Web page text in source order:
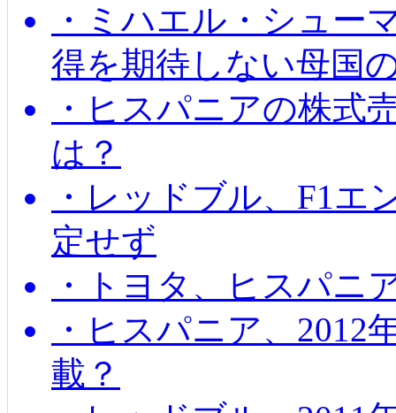
・ミハエル・シュー
得を期待しない母国
・ヒスパニアの株式
は？
・レッドブル、F1エ
定せず
・トヨタ、ヒスパニ
・ヒスパニア、2012
載？